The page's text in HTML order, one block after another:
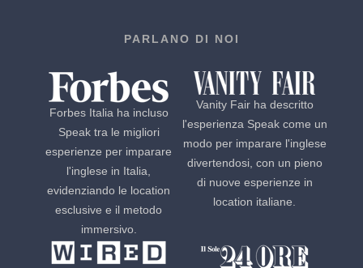
PARLANO DI NOI
Forbes Italia ha incluso
Speak tra le migliori
esperienze per imparare
l'inglese in Italia,
evidenziando le location
esclusive e il metodo
immersivo.
Vanity Fair ha descritto
l'esperienza Speak come un
modo per imparare l'inglese
divertendosi, con un pieno
di nuove esperienze in
location italiane.